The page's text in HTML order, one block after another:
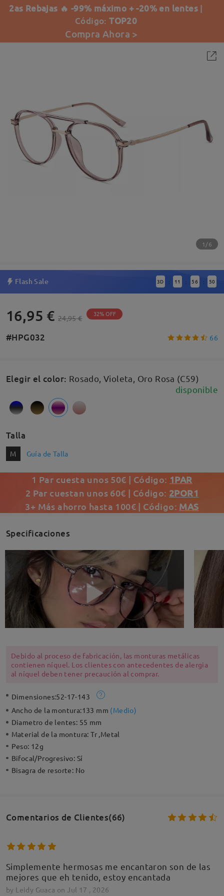
2as Rebajas 🔥 -99% máximo + -20% en lentes |
Código:TOP20
Compra Ahora >
1/6
Flash Sale 3D : 11 : 56 : 49
16,95 € 24,95 € 32% OFF
#HPG032 66
Elegir el color: Rosado, Violeta, Oro Rosa (C59)
disponible
Talla
M Guía de Talla
1 Par cuesta unos 50€ | Código: 1PAR
2 Par cuestan unos 60€ | Código: 2POR1
3+ Más ahorro hasta 100€ | Código: MAS
Specificaciones
Debido al proceso de fabricación, las monturas metálicas
contienen níquel. Los clientes con antecedentes de alergia
al níquel deben tener precaución al comprar.
Dimensiones:52-17-143
Ancho de la montura:133 mm (Medio)
Diametro de lentes: 55 mm
Material de la montura:Tr ,Metal
Peso: 12g
Bifocal/Progresivo: Sí
Bisagra de resorte: No
Comentarios de Clientes(66)
Simplemente hermosas me encantaron son de las
mejores que eh tenido, estoy encantada
by Leidy Guaca on Jul 17 , 2026